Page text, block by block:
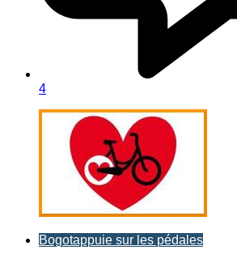
4
Bogotappuie sur les pédales